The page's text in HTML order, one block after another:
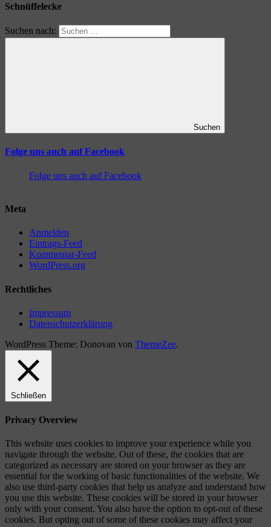
Schnüffelecke
Suchen nach:
Suchen
Folge uns auch auf Facebook
Folge uns auch auf Facebook
Meta
Anmelden
Eintrags-Feed
Kommentar-Feed
WordPress.org
Rechtliches
Impressum
Datenschutzerklärung
WordPress Theme: Donovan von ThemeZee.
Schließen
Privacy Overview
This website uses cookies to improve your experience while you
navigate through the website. Out of these, the cookies that are
categorized as necessary are stored on your browser as they are
essential for the working of basic functionalities of the website. We
also use third-party cookies that help us analyze and understand how
you use this website. These cookies will be stored in your browser
only with your consent. You also have the option to opt-out of these
cookies. But opting out of some of these cookies may affect your